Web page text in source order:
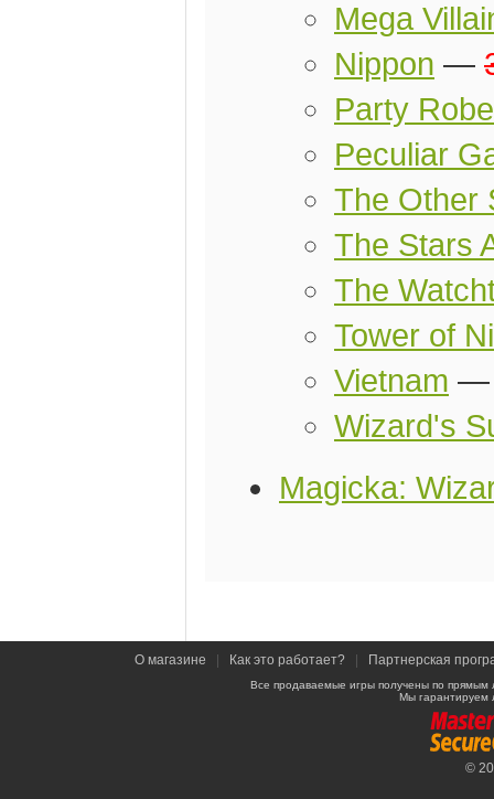
Mega
Nippon —
Party
Peculiar
The Other
The Stars
The
Tower of
Vietnam
Wizard's
Magicka:
О магазине Как это работает? Партнерская
Все продаваемые игры получены по
Мы гарантируем
©